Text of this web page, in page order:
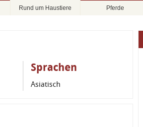
Rund um Haustiere Pferde
Sprachen
Asiatisch